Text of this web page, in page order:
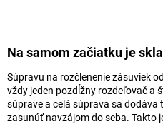
Na samom začiatku je
Súpravu na rozčlenenie zásuviek
vždy jeden pozdĺžny rozdeľovač a
súprave a celá súprava sa dodáva
zasunúť navzájom do seba. Takto